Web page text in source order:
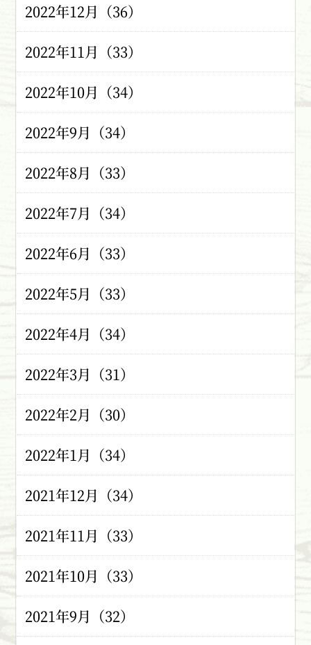
2022年12月（36）
2022年11月（33）
2022年10月（34）
2022年9月（34）
2022年8月（33）
2022年7月（34）
2022年6月（33）
2022年5月（33）
2022年4月（34）
2022年3月（31）
2022年2月（30）
2022年1月（34）
2021年12月（34）
2021年11月（33）
2021年10月（33）
2021年9月（32）